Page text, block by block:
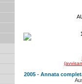
2005 - Annata